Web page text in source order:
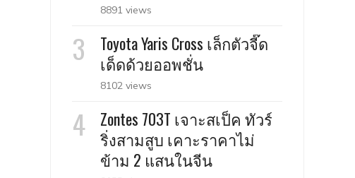
8891 views
Toyota Yaris Cross เล็กตัวจี๊ด
เด็ดด้วยออพชั่น
8102 views
Zontes 703T เจาะสเป็ค ทัวร์
ริ่งสามสูบ เคาะราคาไม่
ข้าม 2 แสนในจีน